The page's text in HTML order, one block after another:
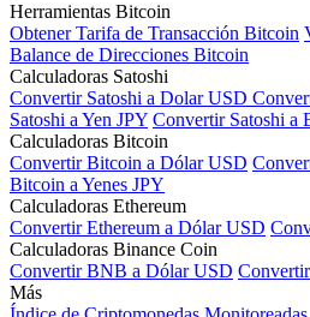
Herramientas Bitcoin
Obtener Tarifa de Transacción Bitcoin
Balance de Direcciones Bitcoin
Calculadoras Satoshi
Convertir Satoshi a Dolar USD
Satoshi a Yen JPY Convertir Satoshi a
Calculadoras Bitcoin
Convertir Bitcoin a Dólar USD
Bitcoin a Yenes JPY
Calculadoras Ethereum
Convertir Ethereum a Dólar USD
Calculadoras Binance Coin
Convertir BNB a Dólar USD
Más